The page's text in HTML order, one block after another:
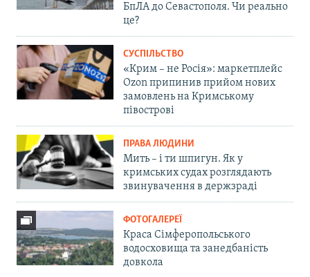
БпЛА до Севастополя. Чи реально
це?
СУСПІЛЬСТВО
«Крим – не Росія»: маркетплейс
Ozon припинив прийом нових
замовлень на Кримському
півострові
ПРАВА ЛЮДИНИ
Мить – і ти шпигун. Як у
кримських судах розглядають
звинувачення в держзраді
ФОТОГАЛЕРЕЇ
Краса Сімферопольського
водосховища та занедбаність
довкола